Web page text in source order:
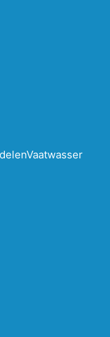
Vaatwasser